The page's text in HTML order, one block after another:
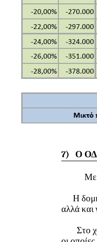
7) Ο
Με
Η δομή
αλλά και
Στο